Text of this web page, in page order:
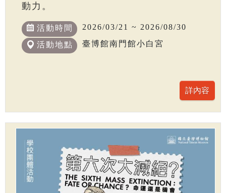
動力。
活動時間 2026/03/21 ~ 2026/08/30
活動地點 臺博館南門館小白宮